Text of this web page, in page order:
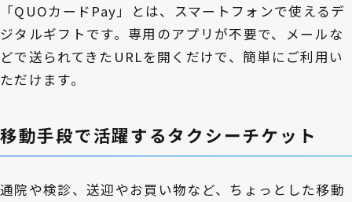
「QUOカードPay」とは、スマートフォンで使えるデ
ジタルギフトです。専用のアプリが不要で、メールな
どで送られてきたURLを開くだけで、簡単にご利用い
ただけます。
移動手段で活躍するタクシーチケット
通院や検診、送迎やお買い物など、ちょっとした移動